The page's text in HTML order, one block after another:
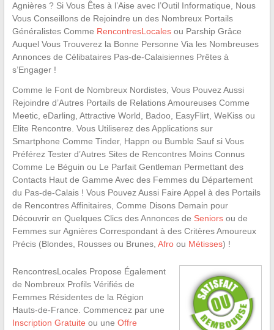
Agnières ? Si Vous Êtes à l’Aise avec l’Outil Informatique, Nous
Vous Conseillons de Rejoindre un des Nombreux Portails
Généralistes Comme RencontresLocalesou Parship Grâce
Auquel Vous Trouverez la Bonne Personne Via les Nombreuses
Annonces de Célibataires Pas-de-Calaisiennes Prêtes à
s’Engager !
Comme le Font de Nombreux Nordistes, Vous Pouvez Aussi
Rejoindre d’Autres Portails de Relations Amoureuses Comme
Meetic, eDarling, Attractive World, Badoo, EasyFlirt, WeKiss ou
Elite Rencontre. Vous Utiliserez des Applications sur
Smartphone Comme Tinder, Happn ou Bumble Sauf si Vous
Préférez Tester d’Autres Sites de Rencontres Moins Connus
Comme Le Béguin ou Le Parfait Gentleman Permettant des
Contacts Haut de Gamme Avec des Femmes du Département
du Pas-de-Calais ! Vous Pouvez Aussi Faire Appel à des Portails
de Rencontres Affinitaires, Comme Disons Demain pour
Découvrir en Quelques Clics des Annonces de Seniorsou de
Femmes sur Agnières Correspondant à des Critères Amoureux
Précis (Blondes, Rousses ou Brunes, Afroou Métisses) !
RencontresLocales Propose Également
de Nombreux Profils Vérifiés de
Femmes Résidentes de la Région
Hauts-de-France. Commencez par une
Inscription Gratuite ou une Offre